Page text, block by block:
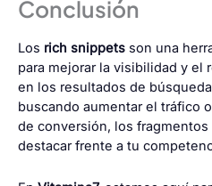
Conclusión
Los rich snippets son una
para mejorar la visibilidad y el
en los resultados de
buscando aumentar el tráfico
de conversión, los
destacar frente a tu